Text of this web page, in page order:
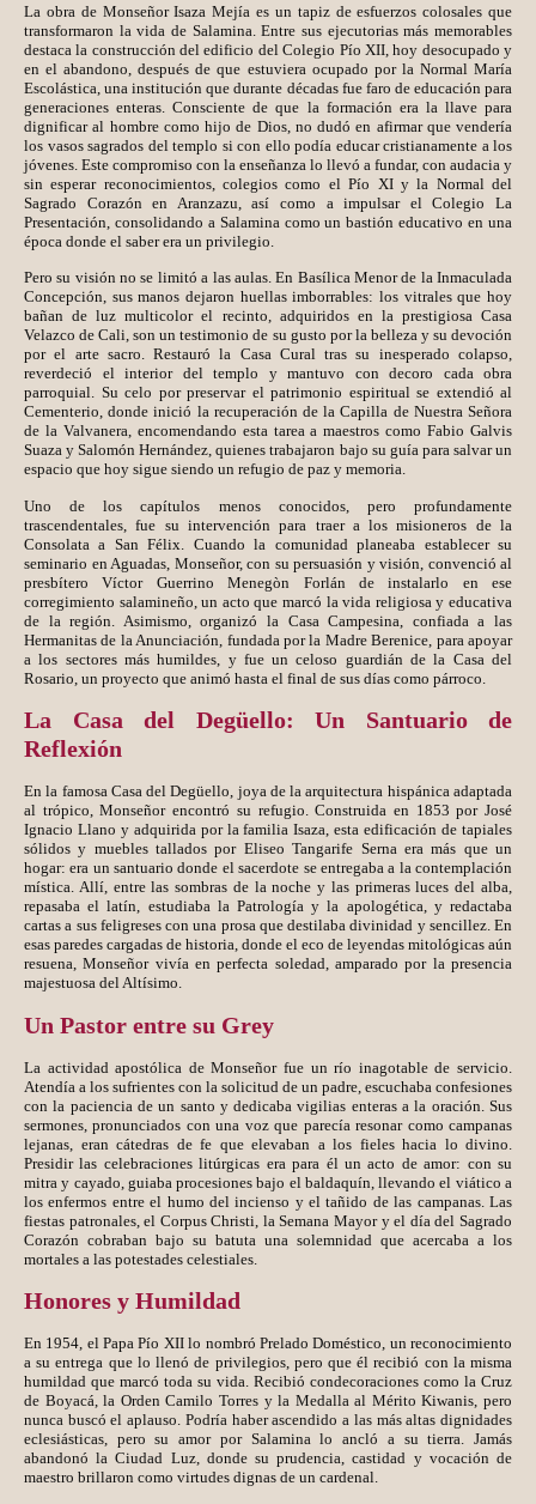
La obra de Monseñor Isaza Mejía es un tapiz de esfuerzos colosales que
transformaron la vida de Salamina. Entre sus ejecutorias más memorables
destaca la construcción del edificio del Colegio Pío XII, hoy desocupado y
en el abandono, después de que estuviera ocupado por la Normal María
Escolástica, una institución que durante décadas fue faro de educación para
generaciones enteras. Consciente de que la formación era la llave para
dignificar al hombre como hijo de Dios, no dudó en afirmar que vendería
los vasos sagrados del templo si con ello podía educar cristianamente a los
jóvenes. Este compromiso con la enseñanza lo llevó a fundar, con audacia y
sin esperar reconocimientos, colegios como el Pío XI y la Normal del
Sagrado Corazón en Aranzazu, así como a impulsar el Colegio La
Presentación, consolidando a Salamina como un bastión educativo en una
época donde el saber era un privilegio.
Pero su visión no se limitó a las aulas. En Basílica Menor de la Inmaculada
Concepción, sus manos dejaron huellas imborrables: los vitrales que hoy
bañan de luz multicolor el recinto, adquiridos en la prestigiosa Casa
Velazco de Cali, son un testimonio de su gusto por la belleza y su devoción
por el arte sacro. Restauró la Casa Cural tras su inesperado colapso,
reverdeció el interior del templo y mantuvo con decoro cada obra
parroquial. Su celo por preservar el patrimonio espiritual se extendió al
Cementerio, donde inició la recuperación de la Capilla de Nuestra Señora
de la Valvanera, encomendando esta tarea a maestros como Fabio Galvis
Suaza y Salomón Hernández, quienes trabajaron bajo su guía para salvar un
espacio que hoy sigue siendo un refugio de paz y memoria.
Uno de los capítulos menos conocidos, pero profundamente
trascendentales, fue su intervención para traer a los misioneros de la
Consolata a San Félix. Cuando la comunidad planeaba establecer su
seminario en Aguadas, Monseñor, con su persuasión y visión, convenció al
presbítero Víctor Guerrino Menegòn Forlán de instalarlo en ese
corregimiento salamineño, un acto que marcó la vida religiosa y educativa
de la región. Asimismo, organizó la Casa Campesina, confiada a las
Hermanitas de la Anunciación, fundada por la Madre Berenice, para apoyar
a los sectores más humildes, y fue un celoso guardián de la Casa del
Rosario, un proyecto que animó hasta el final de sus días como párroco.
La Casa del Degüello: Un Santuario de
Reflexión
En la famosa Casa del Degüello, joya de la arquitectura hispánica adaptada
al trópico, Monseñor encontró su refugio. Construida en 1853 por José
Ignacio Llano y adquirida por la familia Isaza, esta edificación de tapiales
sólidos y muebles tallados por Eliseo Tangarife Serna era más que un
hogar: era un santuario donde el sacerdote se entregaba a la contemplación
mística. Allí, entre las sombras de la noche y las primeras luces del alba,
repasaba el latín, estudiaba la Patrología y la apologética, y redactaba
cartas a sus feligreses con una prosa que destilaba divinidad y sencillez. En
esas paredes cargadas de historia, donde el eco de leyendas mitológicas aún
resuena, Monseñor vivía en perfecta soledad, amparado por la presencia
majestuosa del Altísimo.
Un Pastor entre su Grey
La actividad apostólica de Monseñor fue un río inagotable de servicio.
Atendía a los sufrientes con la solicitud de un padre, escuchaba confesiones
con la paciencia de un santo y dedicaba vigilias enteras a la oración. Sus
sermones, pronunciados con una voz que parecía resonar como campanas
lejanas, eran cátedras de fe que elevaban a los fieles hacia lo divino.
Presidir las celebraciones litúrgicas era para él un acto de amor: con su
mitra y cayado, guiaba procesiones bajo el baldaquín, llevando el viático a
los enfermos entre el humo del incienso y el tañido de las campanas. Las
fiestas patronales, el Corpus Christi, la Semana Mayor y el día del Sagrado
Corazón cobraban bajo su batuta una solemnidad que acercaba a los
mortales a las potestades celestiales.
Honores y Humildad
En 1954, el Papa Pío XII lo nombró Prelado Doméstico, un reconocimiento
a su entrega que lo llenó de privilegios, pero que él recibió con la misma
humildad que marcó toda su vida. Recibió condecoraciones como la Cruz
de Boyacá, la Orden Camilo Torres y la Medalla al Mérito Kiwanis, pero
nunca buscó el aplauso. Podría haber ascendido a las más altas dignidades
eclesiásticas, pero su amor por Salamina lo ancló a su tierra. Jamás
abandonó la Ciudad Luz, donde su prudencia, castidad y vocación de
maestro brillaron como virtudes dignas de un cardenal.